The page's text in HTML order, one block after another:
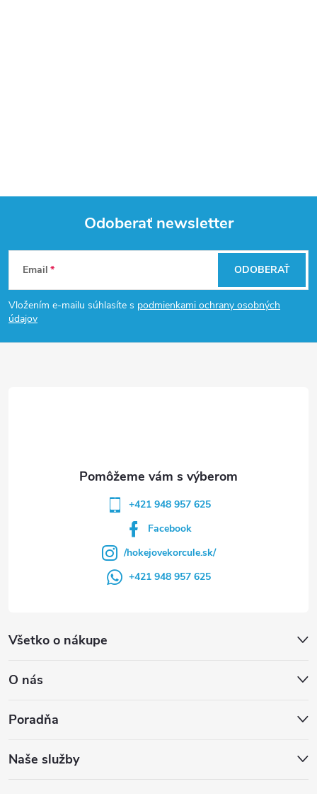
Z
á
p
Odoberať newsletter
Email
Vložením e-mailu súhlasíte s podmienkami ochrany osobných
údajov
ODOBERAŤ
Všetko o nákupe
O nás
Poradňa
Naše služby
+421 948 957 625
Facebook
/hokejovekorcule.sk/
+421 948 957 625